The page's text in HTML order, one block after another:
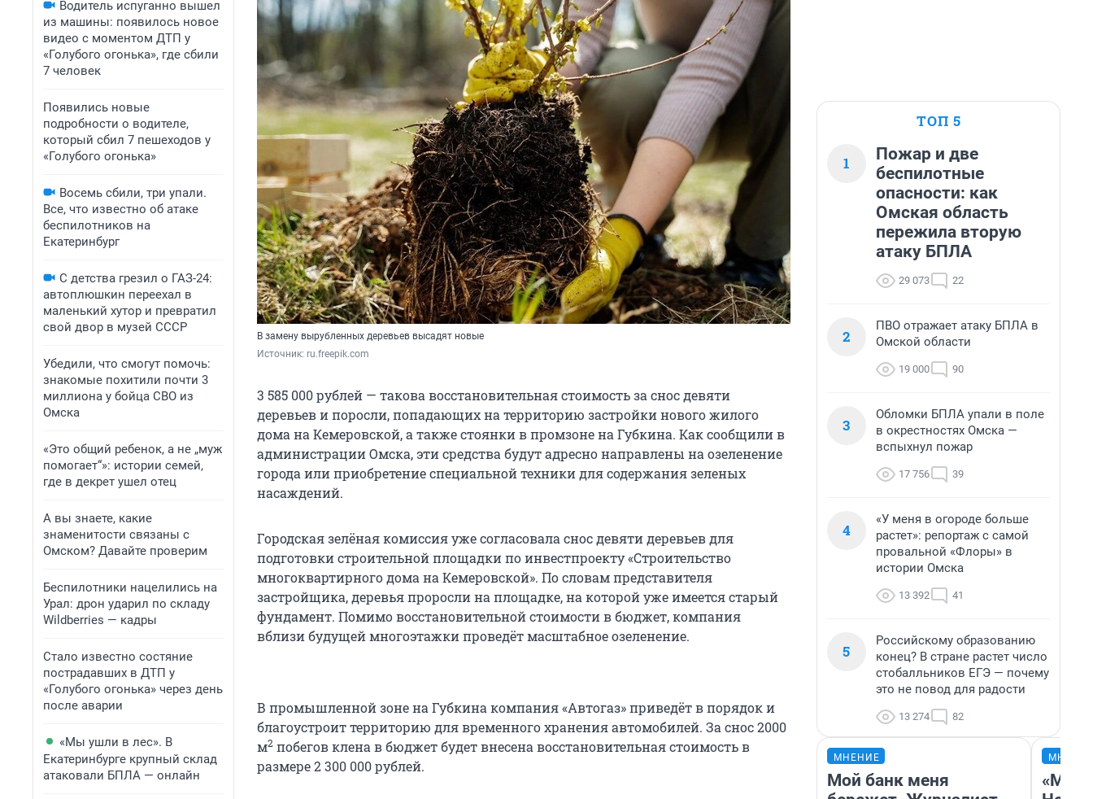
Водитель испуганно вышел
из машины: появилось новое
видео с моментом ДТП у
«Голубого огонька», где сбили
7 человек
Появились новые
подробности о водителе,
который сбил 7 пешеходов у
«Голубого огонька»
Восемь сбили, три упали.
Все, что известно об атаке
беспилотников на
Екатеринбург
С детства грезил о ГАЗ-24:
автоплюшкин переехал в
маленький хутор и превратил
свой двор в музей СССР
Убедили, что смогут помочь:
знакомые похитили почти 3
миллиона у бойца СВО из
Омска
«Это общий ребенок, а не „муж
помогает“»: истории семей,
где в декрет ушел отец
А вы знаете, какие
знаменитости связаны с
Омском? Давайте проверим
Беспилотники нацелились на
Урал: дрон ударил по складу
Wildberries — кадры
Стало известно состяние
пострадавших в ДТП у
«Голубого огонька» через день
после аварии
«Мы ушли в лес». В
Екатеринбурге крупный склад
атаковали БПЛА — онлайн
В замену вырубленных деревьев высадят новые
Источник: ru.freepik.com
3 585 000 рублей — такова восстановительная стоимость за снос девяти
деревьев и поросли, попадающих на территорию застройки нового жилого
дома на Кемеровской, а также стоянки в промзоне на Губкина. Как сообщили в
администрации Омска, эти средства будут адресно направлены на озеленение
города или приобретение специальной техники для содержания зеленых
насаждений.
Городская зелёная комиссия уже согласовала снос девяти деревьев для
подготовки строительной площадки по инвестпроекту «Строительство
многоквартирного дома на Кемеровской». По словам представителя
застройщика, деревья проросли на площадке, на которой уже имеется старый
фундамент. Помимо восстановительной стоимости в бюджет, компания
вблизи будущей многоэтажки проведёт масштабное озеленение.
В промышленной зоне на Губкина компания «Автогаз» приведёт в порядок и
благоустроит территорию для временного хранения автомобилей. За снос 2000
м2 побегов клена в бюджет будет внесена восстановительная стоимость в
размере 2 300 000 рублей.
ТОП 5
1
Пожар и две
беспилотные
опасности: как
Омская область
пережила вторую
атаку БПЛА
29 073 22
2
ПВО отражает атаку БПЛА в
Омской области
19 000 90
3
Обломки БПЛА упали в поле
в окрестностях Омска —
вспыхнул пожар
17 756 39
4
«У меня в огороде больше
растет»: репортаж с самой
провальной «Флоры» в
истории Омска
13 392 41
5
Российскому образованию
конец? В стране растет число
стобалльников ЕГЭ — почему
это не повод для радости
13 274 82
МНЕНИЕ
Мой банк меня
«Мы